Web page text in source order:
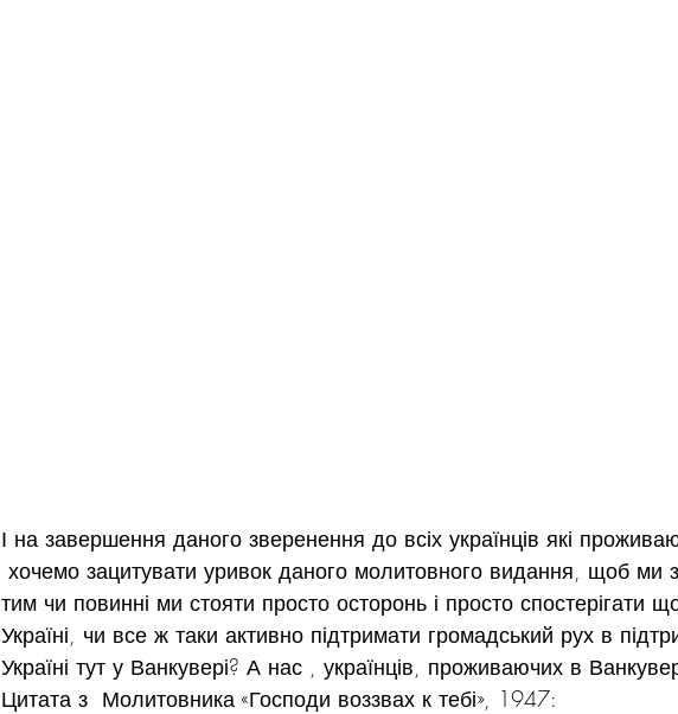
І на завершення даного зверенення до всіх українців які
хочемо зацитувати уривок даного молитовного видання, щоб ми
тим чи повинні ми стояти просто осторонь і просто спостерігати
Україні, чи все ж таки активно підтримати громадський рух в
Україні тут у Ванкувері? А нас , українців, проживаючих в
Цитата з  Молитовника «Господи воззвах к тебі», 1947: